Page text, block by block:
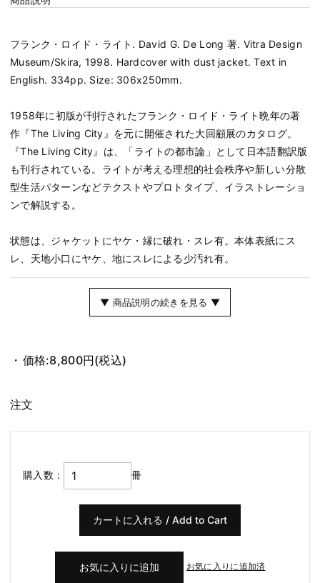
フランク・ロイド・ライト. David G. De Long 著. Vitra Design
Museum/Skira, 1998. Hardcover with dust jacket. Text in
English. 334pp. Size: 306x250mm.
1958年に初版が刊行されたフランク・ロイド・ライト晩年の著
作『The Living City』を元に開催された大回顧展のカタログ。
『The Living City』は、「ライトの都市論」として日本語翻訳版
も刊行されている。ライトが考える理想的社会秩序や新しい分散
型生活パターンなどテクストやプロトタイプ、イラストレーショ
ンで解説する。
状態は、ジャケットにヤケ・縁に破れ・スレ有。本体表紙にス
レ、天地小口にヤケ、地にスレによる少汚れ有。
▼ 商品説明の続きを見る ▼
価格:8,800円(税込)
注文
購入数： 冊
お気に入りに追加済